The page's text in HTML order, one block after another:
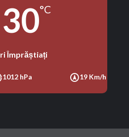
30°C
Împrăștiați
1012 hPa 19 Km/h